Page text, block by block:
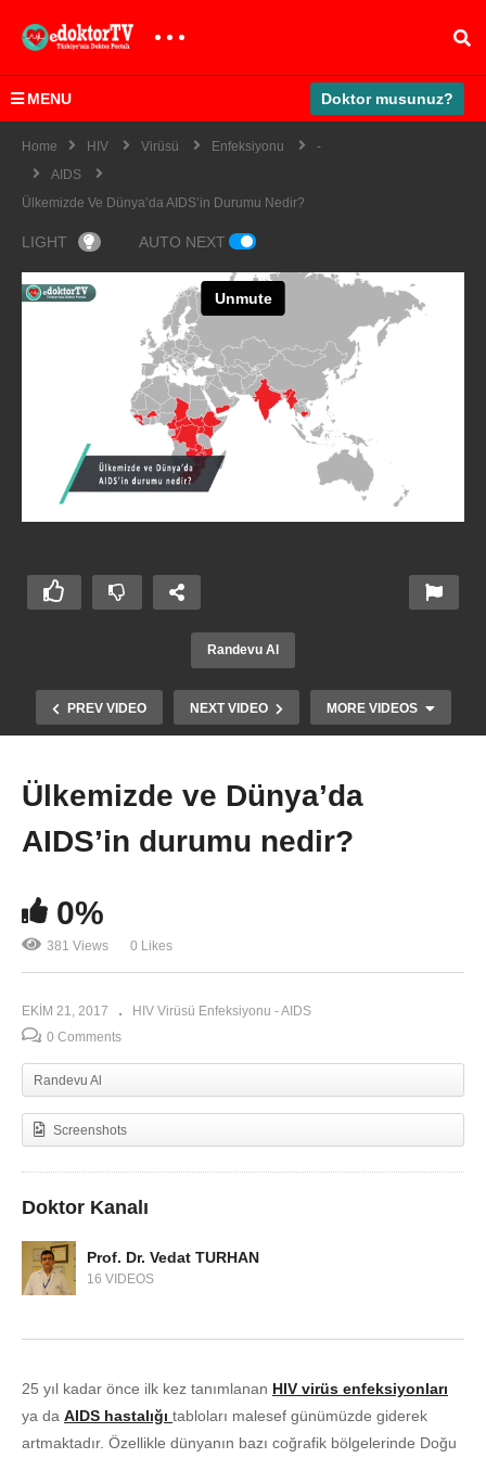
MENU Doktor musunuz?
Home HIV Virüsü Enfeksiyonu
-
AIDS
Ülkemizde Ve Dünya’da AIDS’in Durumu Nedir?
LIGHT AUTO NEXT
Randevu Al
PREV VIDEO NEXT VIDEO MORE VIDEOS
Ülkemizde ve Dünya’da
AIDS’in durumu nedir?
0%
381 Views 0 Likes
EKIM 21, 2017
HIV Virüsü Enfeksiyonu - AIDS
0 Comments
Randevu Al
Screenshots
Doktor Kanalı
Prof. Dr. Vedat TURHAN
16 VIDEOS
25 yıl kadar önce ilk kez tanımlanan HIV virüs enfeksiyonları
ya da AIDS hastalığı tabloları malesef günümüzde giderek
artmaktadır. Özellikle dünyanın bazı coğrafik bölgelerinde Doğu